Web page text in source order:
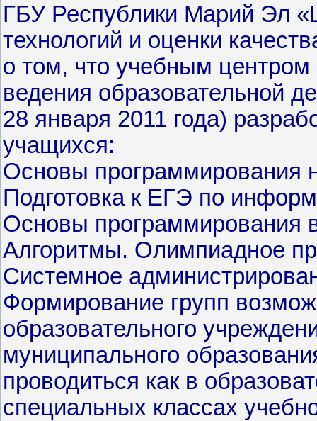
ГБУ Республики Марий Эл
технологий и оценки
о том, что учебным
ведения образовательной
28 января 2011 года)
учащихся:
Основы программирования
Подготовка к ЕГЭ по
Основы программирования
Алгоритмы. Олимпиадное
Системное
Формирование групп
образовательного
муниципального
проводиться как в
специальных классах